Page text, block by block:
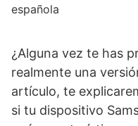
española
¿Alguna vez te has
realmente una
artículo, te
si tu dispositivo